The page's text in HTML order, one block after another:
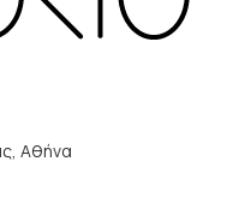
Αθήνα